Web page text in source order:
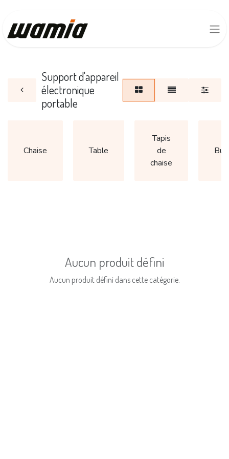
Support d'appareil
électronique
portable
Chaise Table
Tapis
de
chaise
Aucun produit défini
Aucun produit défini dans cette catégorie.